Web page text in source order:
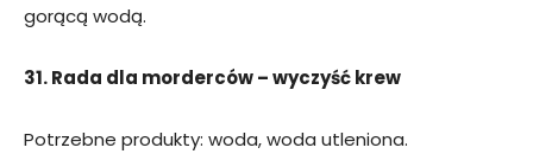
gorącą wodą.
31. Rada dla morderców – wyczyść krew
Potrzebne produkty: woda, woda utleniona.